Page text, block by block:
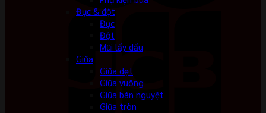
Đục & đột
Đục
Đột
Mũi lấy dấu
Giũa
Giũa dẹt
Giũa vuông
Giũa bán nguyệt
Giũa tròn